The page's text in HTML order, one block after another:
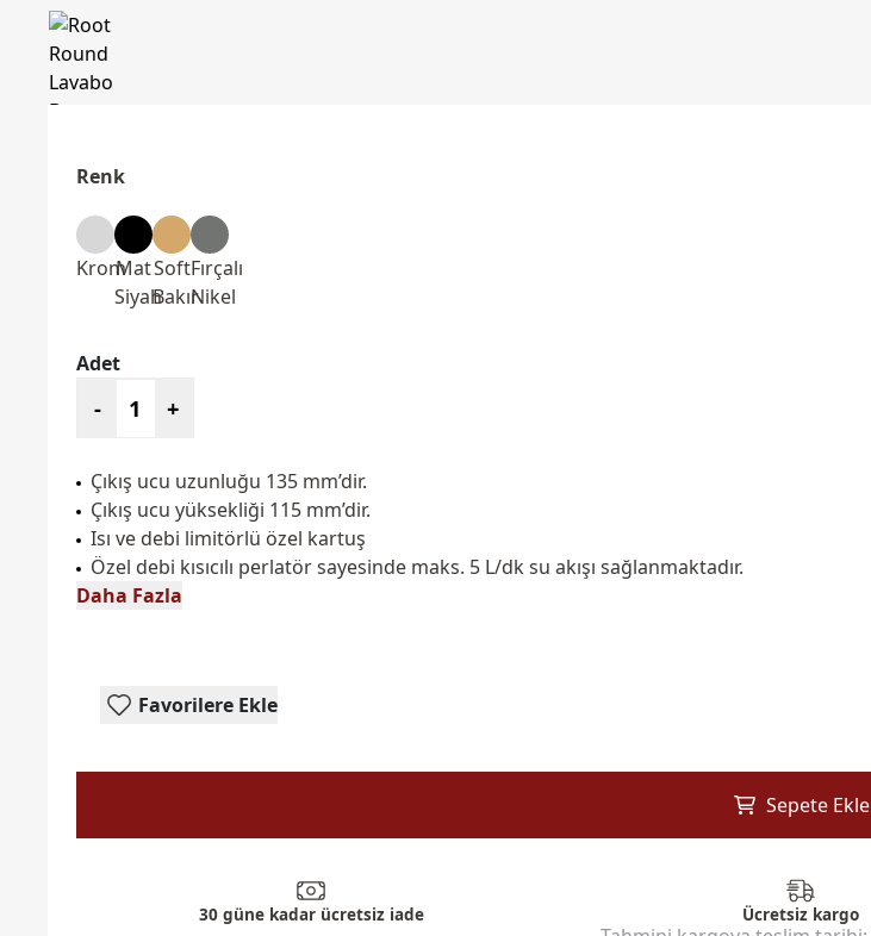
Renk
KromMat
Siyah
Soft
Bakır
Fırçalı
Nikel
Adet
- +
Çıkış ucu uzunluğu 135 mm’dir.
Çıkış ucu yüksekliği 115 mm’dir.
Isı ve debi limitörlü özel kartuş
Özel debi kısıcılı perlatör sayesinde maks. 5 L/dk su akışı sağlanmaktadır.
Daha Fazla
Favorilere Ekle
Sepete Ekle
30 güne kadar ücretsiz iade Ücretsiz kargo